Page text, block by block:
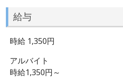
給与
時給 1,350円
アルバイト
時給1,350円～